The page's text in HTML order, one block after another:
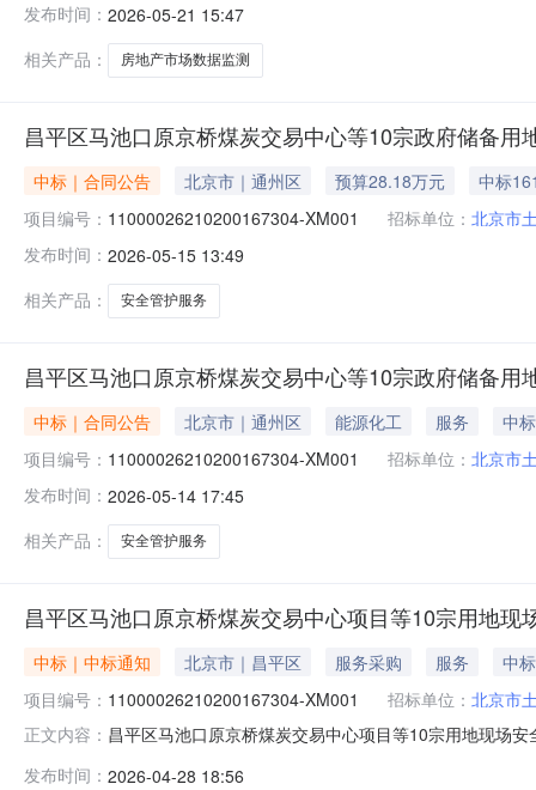
（人民币）采购需求：包号标的名称采购包预算金额（
详见
发布时间： 2026-05-21 15:47
相关产品：
房地产市场数据监测
昌平区马池口原京桥煤炭交易中心等10宗政府储备用
中标｜合同公告 北京市｜通州区 预算28.18万元
中标
项目编号： 11000026210200167304-XM001 招标单位： 北京市
发布时间： 2026-05-15 13:49
相关产品：
安全管护服务
昌平区马池口原京桥煤炭交易中心等10宗政府储备用
中标｜合同公告 北京市｜通州区 能源化工 服务
中
项目编号： 11000026210200167304-XM001 招标单位： 北京市
发布时间： 2026-05-14 17:45
相关产品：
安全管护服务
昌平区马池口原京桥煤炭交易中心项目等10宗用地
中标｜中标通知 北京市｜昌平区 服务采购 服务
中
项目编号： 11000026210200167304-XM001 招标单位： 北京市
正文内容： 昌平区马池口原京桥煤炭交易中心项目等10宗用地现场
中标成交供应商名称：戎威国际保安服务(北京)有限公司
发布时间： 2026-04-28 18:56